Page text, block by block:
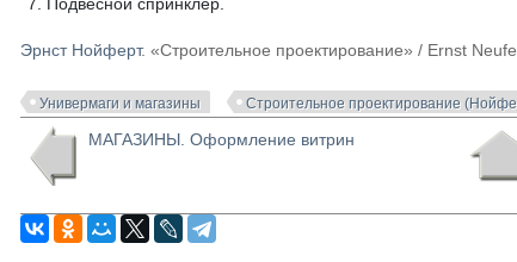
Эрнст Нойферт. «Строительное проектирование» / Ernst
Универмаги и магазины Строительное проектирование
МАГАЗИНЫ. Оформление витрин